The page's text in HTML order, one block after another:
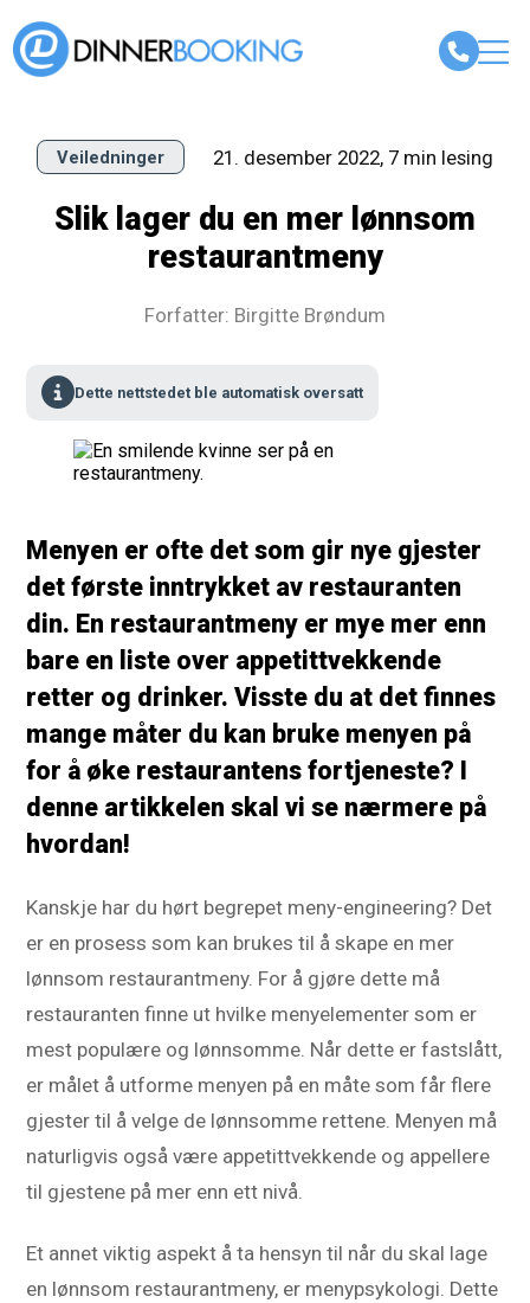
Veiledninger 21. desember 2022, 7 min lesing
Slik lager du en mer lønnsom
restaurantmeny
Forfatter: Birgitte Brøndum
Dette nettstedet ble automatisk oversatt
Menyen er ofte det som gir nye gjester
det første inntrykket av restauranten
din. En restaurantmeny er mye mer enn
bare en liste over appetittvekkende
retter og drinker. Visste du at det finnes
mange måter du kan bruke menyen på
for å øke restaurantens fortjeneste? I
denne artikkelen skal vi se nærmere på
hvordan!
Kanskje har du hørt begrepet meny-engineering? Det
er en prosess som kan brukes til å skape en mer
lønnsom restaurantmeny. For å gjøre dette må
restauranten finne ut hvilke menyelementer som er
mest populære og lønnsomme. Når dette er fastslått,
er målet å utforme menyen på en måte som får flere
gjester til å velge de lønnsomme rettene. Menyen må
naturligvis også være appetittvekkende og appellere
til gjestene på mer enn ett nivå.
Et annet viktig aspekt å ta hensyn til når du skal lage
en lønnsom restaurantmeny, er menypsykologi. Dette